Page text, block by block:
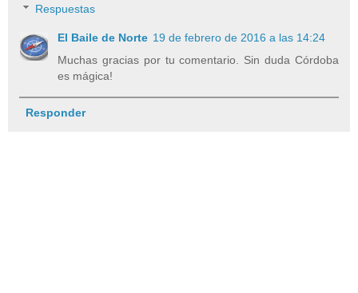
Respuestas
El Baile de Norte 19 de febrero de 2016 a las 14:24
Muchas gracias por tu comentario. Sin duda Córdoba
es mágica!
Responder